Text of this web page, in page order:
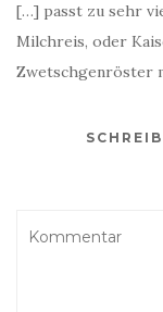
[…] passt zu sehr
Milchreis, oder
Zwetschgenröster